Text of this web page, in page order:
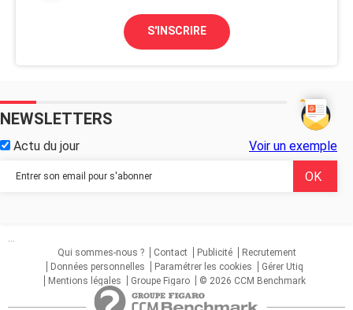
S'INSCRIRE
NEWSLETTERS
Actu du jour Voir un exemple
...
Qui sommes-nous ?
Contact Publicité
Recrutement
Données personnelles
Paramétrer les cookies
Gérer Utiq
Mentions légales
Groupe Figaro © 2026 CCM Benchmark